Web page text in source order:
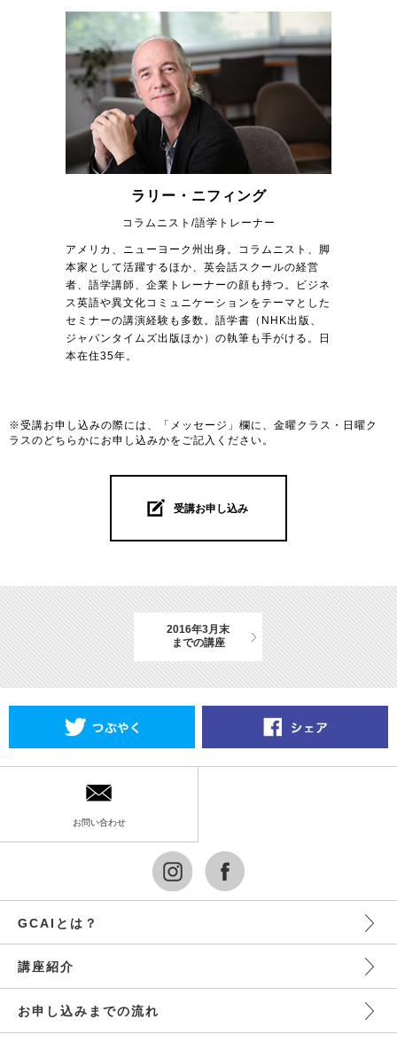
ラリー・ニフィング
コラムニスト/語学トレーナー
アメリカ、ニューヨーク州出身。コラムニスト、脚
本家として活躍するほか、英会話スクールの経営
者、語学講師、企業トレーナーの顔も持つ。ビジネ
ス英語や異文化コミュニケーションをテーマとした
セミナーの講演経験も多数。語学書（NHK出版、
ジャパンタイムズ出版ほか）の執筆も手がける。日
本在住35年。
※受講お申し込みの際には、「メッセージ」欄に、金曜クラス・日曜ク
ラスのどちらかにお申し込みかをご記入ください。
受講お申し込み
2016年3月末
までの講座
お問い合わせ
GCAIとは？
講座紹介
お申し込みまでの流れ